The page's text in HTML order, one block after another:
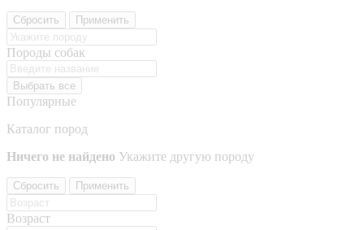
Сбросить Применить
Породы собак
Выбрать все
Популярные
Каталог пород
Ничего не найдено Укажите другую породу
Сбросить Применить
Возраст